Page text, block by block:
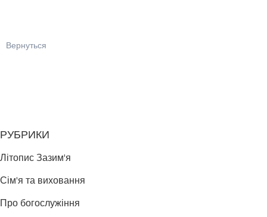
Вернуться
РУБРИКИ
Літопис Зазим'я
Сім'я та виховання
Про богослужіння